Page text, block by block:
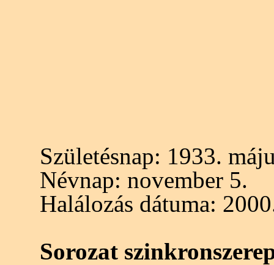
Születésnap: 1933.
Névnap: november 5.
Halálozás dátuma:
Sorozat